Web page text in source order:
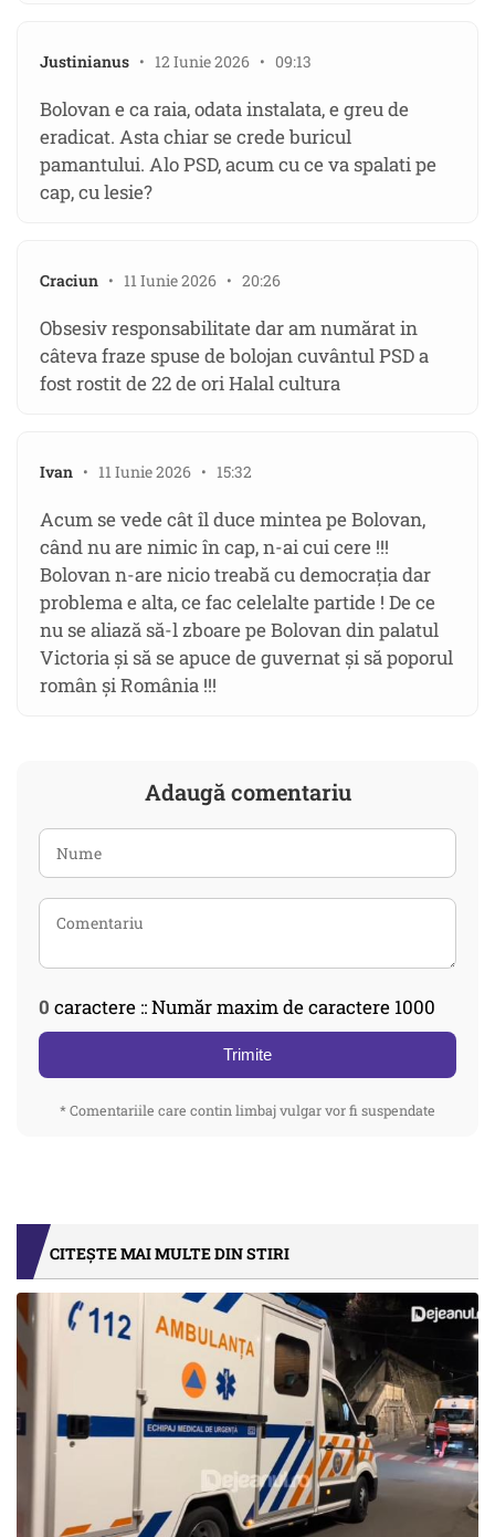
Justinianus • 12 Iunie 2026 • 09:13
Bolovan e ca raia, odata instalata, e greu de
eradicat. Asta chiar se crede buricul
pamantului. Alo PSD, acum cu ce va spalati pe
cap, cu lesie?
Craciun • 11 Iunie 2026 • 20:26
Obsesiv responsabilitate dar am numărat in
câteva fraze spuse de bolojan cuvântul PSD a
fost rostit de 22 de ori Halal cultura
Ivan • 11 Iunie 2026 • 15:32
Acum se vede cât îl duce mintea pe Bolovan,
când nu are nimic în cap, n-ai cui cere !!!
Bolovan n-are nicio treabă cu democrația dar
problema e alta, ce fac celelalte partide ! De ce
nu se aliază să-l zboare pe Bolovan din palatul
Victoria și să se apuce de guvernat și să poporul
român și România !!!
Adaugă comentariu
0 caractere :: Număr maxim de caractere 1000
Trimite
* Comentariile care contin limbaj vulgar vor fi suspendate
CITEȘTE MAI MULTE DIN STIRI